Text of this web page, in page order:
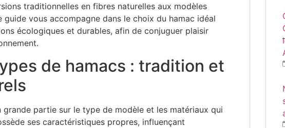
traditionnelles en fibres naturelles aux modèles
vous accompagne dans le choix du hamac idéal
écologiques et durables, afin de conjuguer plaisir
de hamacs : tradition et
grande partie sur le type de modèle et les matériaux qui
ses caractéristiques propres, influençant